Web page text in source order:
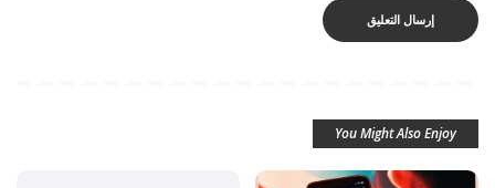
You Might Also Enjoy